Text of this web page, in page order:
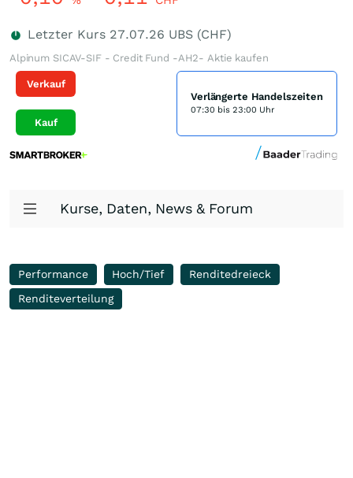
Letzter Kurs 27.07.26 UBS (CHF)
Alpinum SICAV-SIF - Credit Fund -AH2- Aktie kaufen
Verkauf
Kauf
Verlängerte Handelszeiten
07:30 bis 23:00 Uhr
Kurse, Daten, News & Forum
Performance Hoch/Tief
Renditedreieck
Renditeverteilung